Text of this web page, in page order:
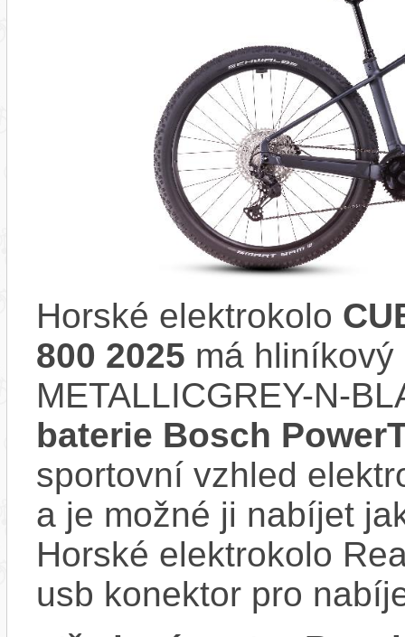
Horské elektrokolo
800 2025 má
METALLICGREY-N-
baterie Bosch
sportovní vzhled
a je možné ji nabíjet
Horské elektrokolo
usb konektor pro